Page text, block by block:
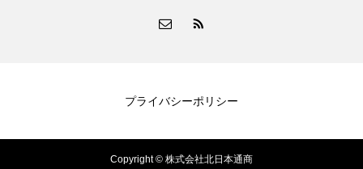
プライバシーポリシー
Copyright © 株式会社北日本通商